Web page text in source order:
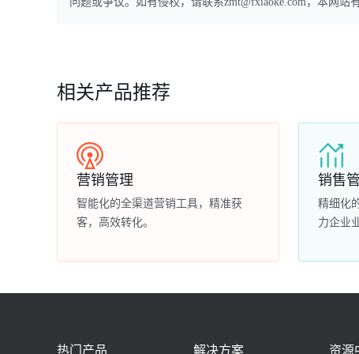
相关产品推荐
营销管理
智能化的全渠道营销工具，精准获
客，高效转化。
销售
精细化
力企业
热门产品 解决方案 资源